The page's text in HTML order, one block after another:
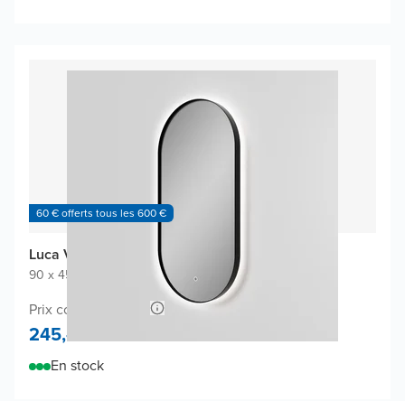
60 € offerts tous les 600 €
Luca Varess Nero miroir
90 x 45 cm
Prix conseillé 490,-
245,-
En stock